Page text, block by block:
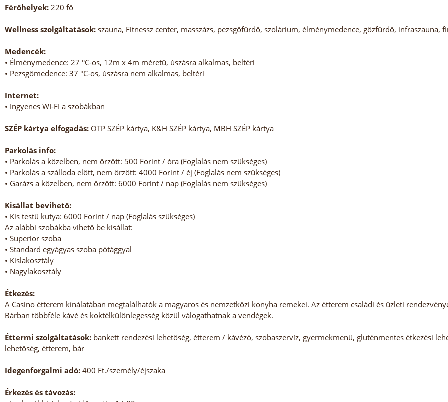
Férőhelyek: 220 fő
Wellness szolgáltatások: szauna, Fitnessz center, masszázs, pezsgőfürdő, szolárium, élménymedence, gőzfürdő, infraszauna,
Medencék:
• Élménymedence: 27 °C-os, 12m x 4m méretű, úszásra alkalmas, beltéri
• Pezsgőmedence: 37 °C-os, úszásra nem alkalmas, beltéri
Internet:
• Ingyenes WI-FI a szobákban
SZÉP kártya elfogadás: OTP SZÉP kártya, K&H SZÉP kártya, MBH SZÉP kártya
Parkolás info:
• Parkolás a közelben, nem őrzött: 500 Forint / óra (Foglalás nem szükséges)
• Parkolás a szálloda előtt, nem őrzött: 4000 Forint / éj (Foglalás nem szükséges)
• Garázs a közelben, nem őrzött: 6000 Forint / nap (Foglalás nem szükséges)
Kisállat bevihető:
• Kis testű kutya: 6000 Forint / nap (Foglalás szükséges)
Az alábbi szobákba vihető be kisállat:
• Superior szoba
• Standard egyágyas szoba pótággyal
• Kislakosztály
• Nagylakosztály
Étkezés:
A Casino étterem kínálatában megtalálhatók a magyaros és nemzetközi konyha remekei. Az étterem családi és üzleti
Bárban többféle kávé és koktélkülönlegesség közül válogathatnak a vendégek.
Éttermi szolgáltatások: bankett rendezési lehetőség, étterem / kávézó, szobaszervíz, gyermekmenü, gluténmentes étkezési
lehetőség, étterem, bár
Idegenforgalmi adó: 400 Ft./személy/éjszaka
Érkezés és távozás: